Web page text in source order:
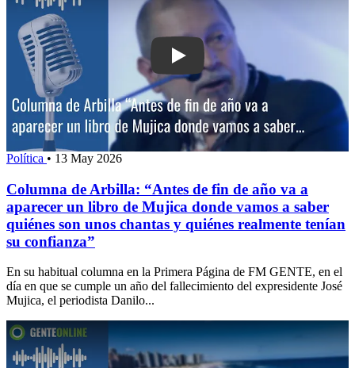
Play: Columna de Arbilla: “Antes de
Política • 13 May 2026
Columna de Arbilla: “Antes de fin de año va a
aparecer un libro de Mujica donde vamos a saber
quiénes son unos chantas y quiénes realmente tenían
su confianza”
En su habitual columna en la Primera Página de FM GENTE, en el
día en que se cumple un año del fallecimiento del expresidente José
Mujica, el periodista Danilo...